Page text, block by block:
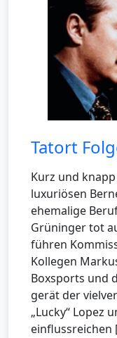
Tatort
Kurz und
luxuriösen
ehemalige
Grüninger tot
führen
Kollegen
Boxsports und
gerät der
„Lucky“ Lopez
einflussreichen